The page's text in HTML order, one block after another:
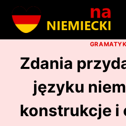
Przejdź
treści
Zdania
języku
konstrukcje i